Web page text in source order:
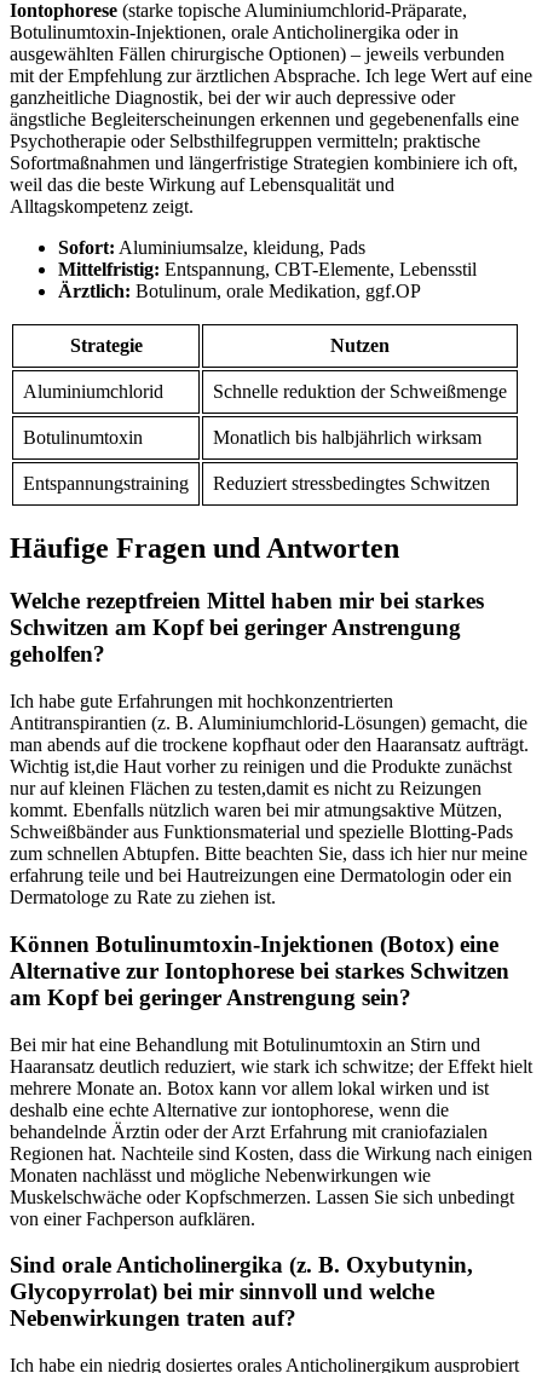
Iontophorese (starke topische Aluminiumchlorid-Präparate,
Botulinumtoxin-Injektionen, orale Anticholinergika oder in
ausgewählten Fällen chirurgische Optionen) – jeweils verbunden
⁢mit der⁣ Empfehlung zur ärztlichen Absprache.⁤ Ich lege Wert auf eine
ganzheitliche Diagnostik, bei ‍der wir auch ⁣depressive oder
ängstliche Begleiterscheinungen erkennen und⁢ gegebenenfalls eine
Psychotherapie oder Selbsthilfegruppen vermitteln; ‌praktische
Sofortmaßnahmen und längerfristige ​Strategien kombiniere ‍ich oft,⁤
weil das die⁤ beste ⁣Wirkung auf‌ Lebensqualität⁣ und
Alltagskompetenz zeigt.
Sofort: Aluminiumsalze, kleidung, Pads
Mittelfristig: Entspannung, CBT-Elemente, ​Lebensstil
Ärztlich: ‍Botulinum, orale Medikation,‍ ggf.OP
Strategie Nutzen
Aluminiumchlorid Schnelle‌ reduktion der Schweißmenge
Botulinumtoxin Monatlich ​bis halbjährlich wirksam
Entspannungstraining Reduziert stressbedingtes Schwitzen
Häufige Fragen und Antworten
Welche rezeptfreien Mittel haben mir bei starkes
Schwitzen ‌am Kopf bei geringer Anstrengung
geholfen?
Ich habe ‌gute‌ Erfahrungen mit​ hochkonzentrierten
Antitranspirantien (z. B. Aluminiumchlorid-Lösungen) gemacht, die
man abends auf⁢ die ⁢trockene kopfhaut⁤ oder den Haaransatz ⁤aufträgt.
Wichtig ist,die Haut vorher zu reinigen und die Produkte zunächst
nur auf kleinen Flächen zu testen,damit es nicht zu Reizungen
kommt. Ebenfalls nützlich waren bei mir atmungsaktive Mützen,
Schweißbänder aus Funktionsmaterial und spezielle Blotting-Pads
zum schnellen Abtupfen. Bitte beachten Sie, dass⁣ ich hier⁤ nur meine
erfahrung‌ teile und bei Hautreizungen eine Dermatologin oder ein⁣
Dermatologe zu Rate zu ziehen ist.
Können ‌Botulinumtoxin-Injektionen (Botox) eine
Alternative zur Iontophorese bei starkes Schwitzen
am ‌Kopf bei geringer Anstrengung⁤ sein?
Bei mir hat eine Behandlung mit Botulinumtoxin an⁤ Stirn und
Haaransatz deutlich reduziert,‍ wie stark ich schwitze; ​der Effekt hielt
mehrere Monate an. Botox kann vor allem ‌lokal ⁤wirken​ und ist
deshalb eine ⁤echte⁢ Alternative zur iontophorese, wenn die
behandelnde Ärztin oder der Arzt Erfahrung mit craniofazialen
Regionen hat. Nachteile sind Kosten, dass die‍ Wirkung nach einigen​
Monaten ​nachlässt und mögliche Nebenwirkungen wie
Muskelschwäche oder Kopfschmerzen. Lassen Sie sich unbedingt
von einer Fachperson aufklären.
Sind orale Anticholinergika (z. B. Oxybutynin,​
Glycopyrrolat) bei mir sinnvoll und welche
Nebenwirkungen traten auf?
Ich habe ein niedrig dosiertes⁣ orales Anticholinergikum ausprobiert